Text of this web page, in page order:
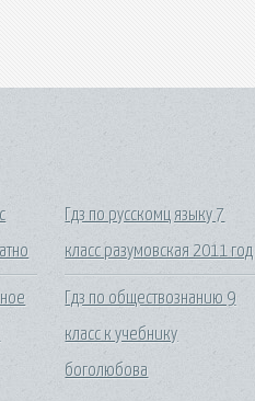
Гдз по русскомц языку 7
класс разумовская 2011 год
Гдз по обществознанию 9
класс к учебнику
боголюбова